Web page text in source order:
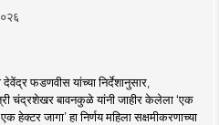
फडणवीस यांच्या निर्देशानुसार,
चंद्रशेखर बावनकुळे यांनी जाहीर केलेला ‘एक
हेक्टर जागा’ हा निर्णय महिला सक्षमीकरणाच्या